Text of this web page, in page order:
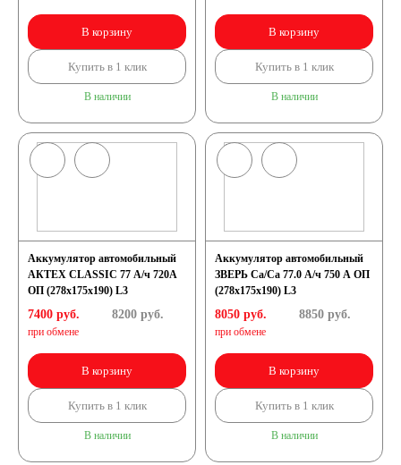
В корзину
Купить в 1 клик
В наличии
В корзину
Купить в 1 клик
В наличии
Аккумулятор автомобильный
АКТЕХ CLASSIC 77 А/ч 720А
ОП (278x175x190) L3
7400 руб.
при обмене
8200руб.
В корзину
Купить в 1 клик
В наличии
Аккумулятор автомобильный
ЗВЕРЬ Са/Са 77.0 А/ч 750 A ОП
(278x175x190) L3
8050 руб.
при обмене
8850руб.
В корзину
Купить в 1 клик
В наличии